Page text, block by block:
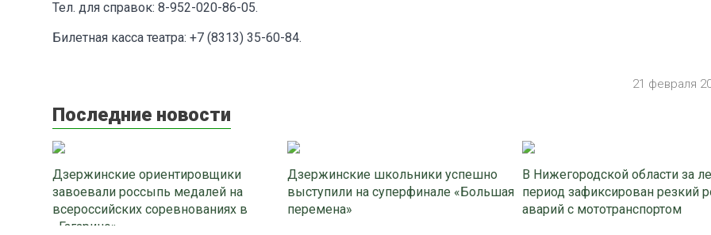
Тел. для справок: 8-952-020-86-05.
Билетная касса театра: +7 (8313) 35-60-84.
21 февраля
Последние новости
Дзержинские ориентировщики
завоевали россыпь медалей на
всероссийских соревнованиях в
«Гагарино»
Дзержинские школьники успешно
выступили на суперфинале «Большая
перемена»
В Нижегородской области за
период зафиксирован резкий
аварий с мототранспортом